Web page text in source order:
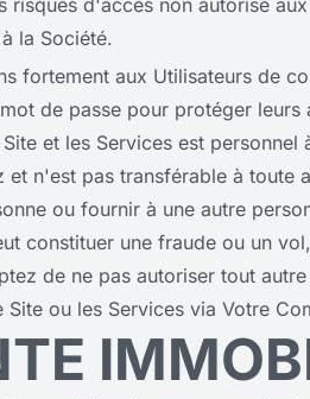
risques d'accès non autorisé
la Société.
fortement aux Utilisateurs de
de passe pour protéger
et les Services est
et n'est pas transférable à toute
ou fournir à une autre
constituer une fraude ou un
de ne pas autoriser tout
Site ou les Services via Votre